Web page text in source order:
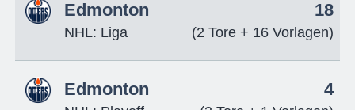
Edmonton
NHL: Liga
18
(2 Tore + 16 Vorlagen)
Edmonton 4